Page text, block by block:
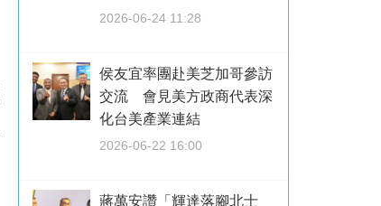
2026-06-24 11:28
侯友宜率團赴美芝加哥參訪
交流 會見美方政商代表深
化台美產業連結
2026-06-22 16:00
蔣萬安讚「輝達落腳北士